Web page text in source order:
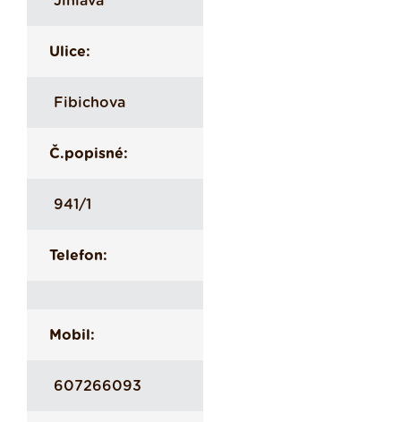
Ulice:
Fibichova
Č.popisné:
941/1
Telefon:
Mobil:
607266093